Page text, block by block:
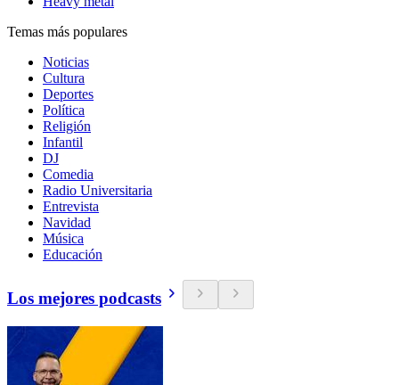
Temas más populares
Noticias
Cultura
Deportes
Política
Religión
Infantil
DJ
Comedia
Radio Universitaria
Entrevista
Navidad
Música
Educación
Los mejores podcasts